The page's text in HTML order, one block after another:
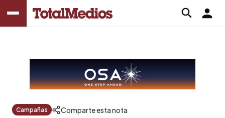
Campañas Comparte esta nota